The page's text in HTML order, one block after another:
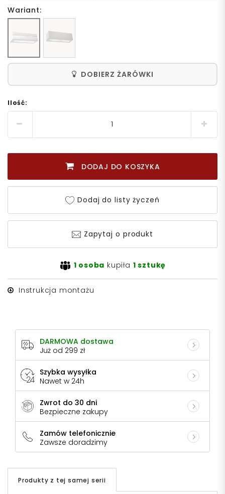
Wariant:
DOBIERZ ŻARÓWKI
Ilość:
DODAJ DO KOSZYKA
Dodaj do listy życzeń
Zapytaj o produkt
1 osoba kupiła 1 sztukę
Instrukcja montażu
DARMOWA dostawa
Już od 299 zł
Szybka wysyłka
Nawet w 24h
Zwrot do 30 dni
Bezpieczne zakupy
Zamów telefonicznie
Zawsze doradzimy
Produkty z tej samej serii